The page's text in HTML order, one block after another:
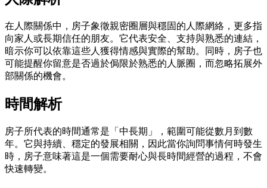
在人際關係中，房子象徵親密圈層與穩固的人際網絡，更多指
向家人或長期信任的朋友。它代表安全、支持與熟悉的連結，
暗示你可以依靠這些人獲得情感與實際的幫助。同時，房子也
可能提醒你留意是否過於侷限於熟悉的人脈圈，而忽略拓展外
部關係的機會。
時間解析
房子所代表的時間通常是「中長期」，範圍可能從數月到數
年。它與持續、穩定的發展相關，因此當你詢問事情何時發生
時，房子意味著這是一個需要耐心與長時間經營的過程，不會
快速轉變。